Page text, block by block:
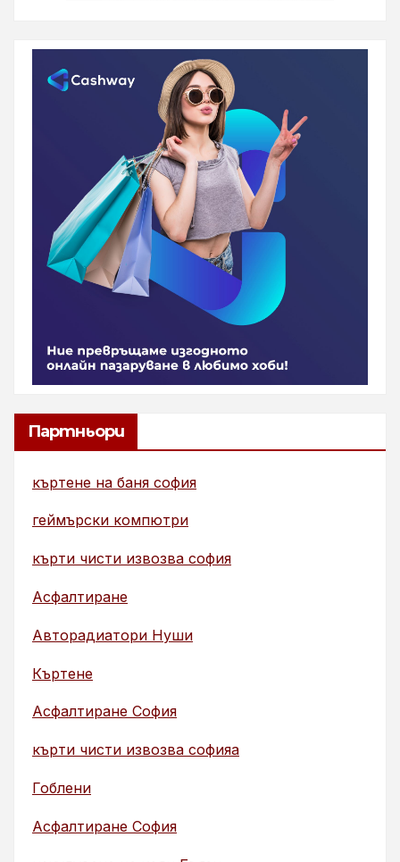
Партньори
къртене на баня софия
геймърски компютри
кърти чисти извозва софия
Асфалтиране
Авторадиатори Нуши
Къртене
Асфалтиране София
кърти чисти извозва софияа
Гоблени
Асфалтиране София